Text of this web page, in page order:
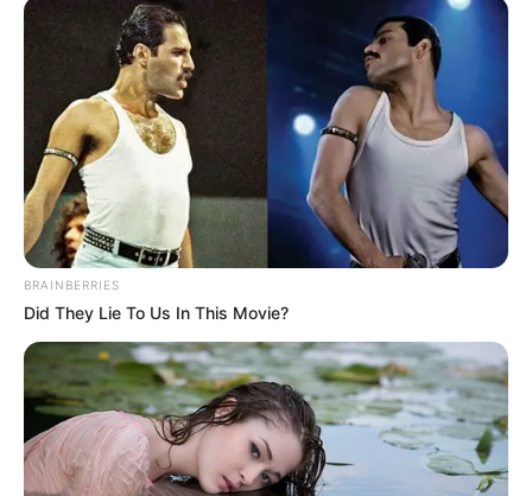
В это же время ограничено движение на перекрестке
ул. Большая Панасовская - ул. Евгения Котляра.
Как сообщили в Департаменте инфраструктуры
горсовета, это связано с реконструкцией на этих
перекрестках трамвайных переездов.
Автор:Наталья Кобзар
Поделиться:
ЭТО ИНТЕРЕСНО